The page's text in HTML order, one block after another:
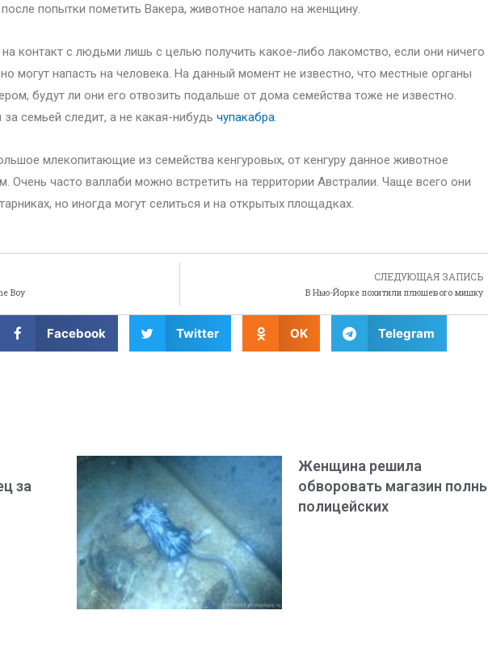
попытки пометить Вакера, животное напало на женщину.
контакт с людьми лишь с целью получить какое-либо лакомство, если они ничего
могут напасть на человека. На данный момент не известно, что местные органы
будут ли они его отвозить подальше от дома семейства тоже не известно.
семьей следит, а не какая-нибудь чупакабра.
млекопитающие из семейства кенгуровых, от кенгуру данное животное
Очень часто валлаби можно встретить на территории Австралии. Чаще всего они
но иногда могут селиться и на открытых площадках.
Boy
СЛЕДУЮЩАЯ ЗАПИСЬ
В Нью-Йорке похитили плюшевого мишку
Facebook Twitter OK Telegram
за
Женщина решила
обворовать магазин
полицейских